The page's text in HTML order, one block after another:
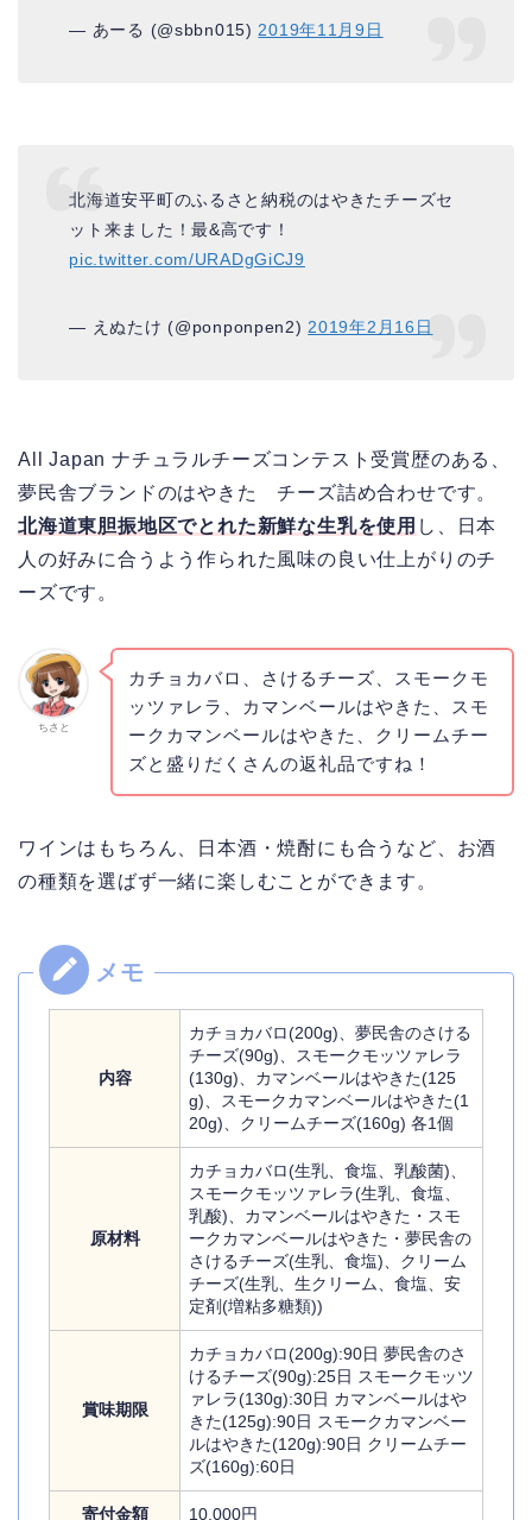
— あーる (@sbbn015) 2019年11月9日
北海道安平町のふるさと納税のはやきたチーズセ
ット来ました！最&高です！
pic.twitter.com/URADgGiCJ9
— えぬたけ (@ponponpen2)2019年2月16日
All Japan ナチュラルチーズコンテスト受賞歴のある、
夢民舎ブランドのはやきた チーズ詰め合わせです。
北海道東胆振地区でとれた新鮮な生乳を使用 し、日本
人の好みに合うよう作られた風味の良い仕上がりのチ
ーズです。
ちさと
カチョカバロ、さけるチーズ、スモークモ
ッツァレラ、カマンベールはやきた、スモ
ークカマンベールはやきた、クリームチー
ズと盛りだくさんの返礼品ですね！
ワインはもちろん、日本酒・焼酎にも合うなど、お酒
の種類を選ばず一緒に楽しむことができます。
内容
カチョカバロ(200g)、夢民舎のさける
チーズ(90g)、スモークモッツァレラ
(130g)、カマンベールはやきた(125
g)、スモークカマンベールはやきた(1
20g)、クリームチーズ(160g) 各1個
原材料
カチョカバロ(生乳、食塩、乳酸菌)、
スモークモッツァレラ(生乳、食塩、
乳酸)、カマンベールはやきた・スモ
ークカマンベールはやきた・夢民舎の
さけるチーズ(生乳、食塩)、クリーム
チーズ(生乳、生クリーム、食塩、安
定剤(増粘多糖類))
賞味期限
カチョカバロ(200g):90日 夢民舎のさ
けるチーズ(90g):25日 スモークモッツ
ァレラ(130g):30日 カマンベールはや
きた(125g):90日 スモークカマンベー
ルはやきた(120g):90日 クリームチー
ズ(160g):60日
寄付金額 10,000円